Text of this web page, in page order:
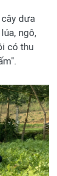
dưa
ngô,
có thu